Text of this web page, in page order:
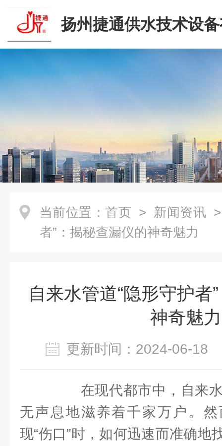
扬州捷通供水技术设
司
当前位置： 首页 > 新闻资讯
者”：揭秘查漏仪的神奇魅力
自来水管道“隐形守护者
神奇魅力
更新时间：2024-06-
在现代都市中，自来水
无声息地滋养着千家万户。然
现“伤口”时，如何迅速而准确地